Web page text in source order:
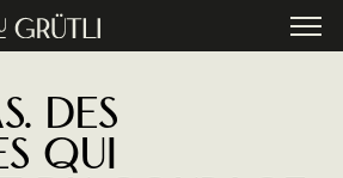
Des
qui